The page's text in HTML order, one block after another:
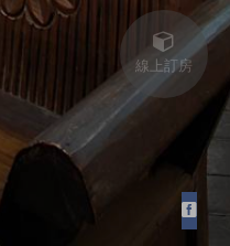
線上訂房